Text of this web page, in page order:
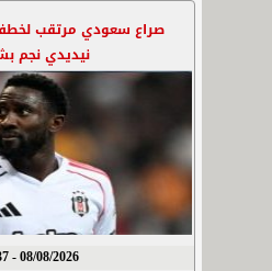
صراع سعودي مرتقب لخطف
نيديدي نجم
08/08/2026 - 1:37 م